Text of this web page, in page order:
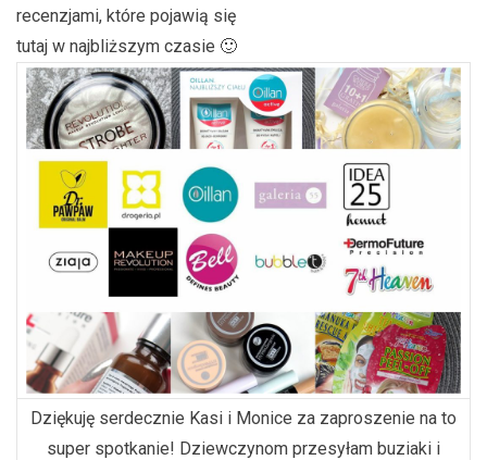
recenzjami, które pojawią się
tutaj w najbliższym czasie 🙂
Dziękuję serdecznie Kasi i Monice za zaproszenie na to
super spotkanie! Dziewczynom przesyłam buziaki i